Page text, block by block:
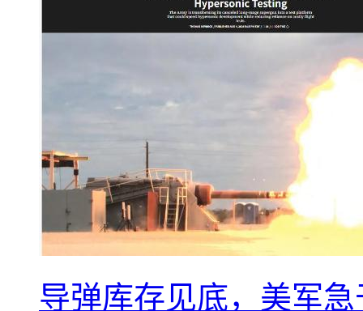
导弹库存见底，美军